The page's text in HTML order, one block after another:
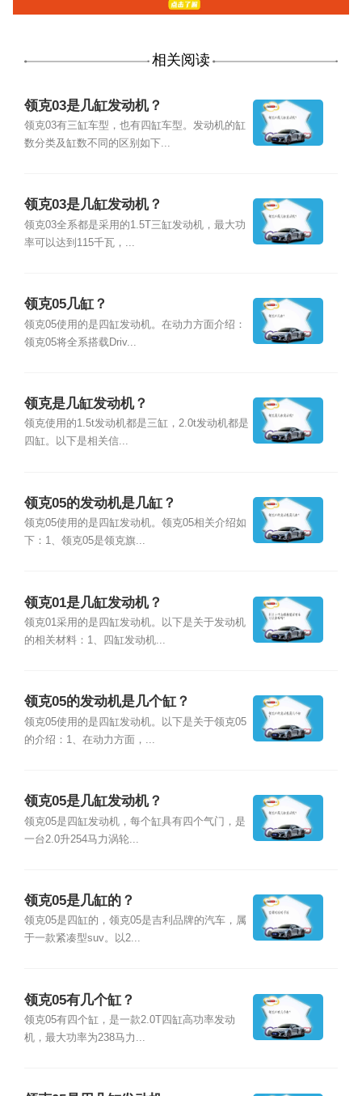
相关阅读
领克03是几缸发动机？
领克03有三缸车型，也有四缸车型。发动机的缸
数分类及缸数不同的区别如下...
领克03是几缸发动机？
领克03全系都是采用的1.5T三缸发动机，最大功
率可以达到115千瓦，...
领克05几缸？
领克05使用的是四缸发动机。在动力方面介绍：
领克05将全系搭载Driv...
领克是几缸发动机？
领克使用的1.5t发动机都是三缸，2.0t发动机都是
四缸。以下是相关信...
领克05的发动机是几缸？
领克05使用的是四缸发动机。领克05相关介绍如
下：1、领克05是领克旗...
领克01是几缸发动机？
领克01采用的是四缸发动机。以下是关于发动机
的相关材料：1、四缸发动机...
领克05的发动机是几个缸？
领克05使用的是四缸发动机。以下是关于领克05
的介绍：1、在动力方面，...
领克05是几缸发动机？
领克05是四缸发动机，每个缸具有四个气门，是
一台2.0升254马力涡轮...
领克05是几缸的？
领克05是四缸的，领克05是吉利品牌的汽车，属
于一款紧凑型suv。以2...
领克05有几个缸？
领克05有四个缸，是一款2.0T四缸高功率发动
机，最大功率为238马力...